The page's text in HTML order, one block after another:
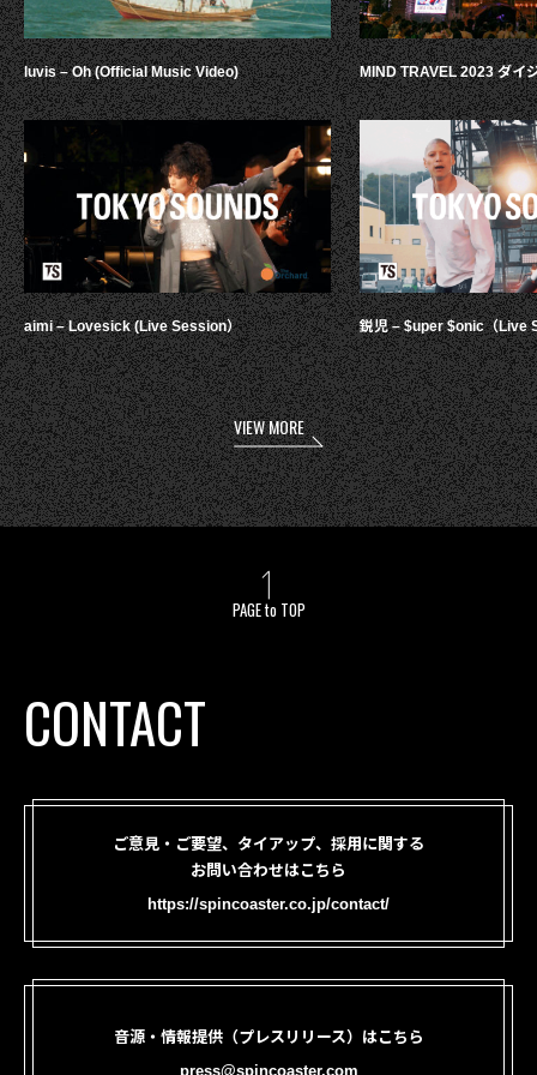
luvis – Oh (Official Music Video)
aimi – Lovesick (Live Session）
MIND TRAVEL 2023 ダイ
鋭児 – $uper $onic（Live
VIEW MORE
PAGE to TOP
CONTACT
ご意見・ご要望、タイアップ、採用に関する
お問い合わせはこちら
https://spincoaster.co.jp/contact/
音源・情報提供（プレスリリース）はこちら
press@spincoaster.com